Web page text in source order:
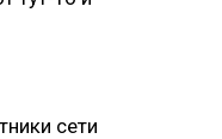
сети